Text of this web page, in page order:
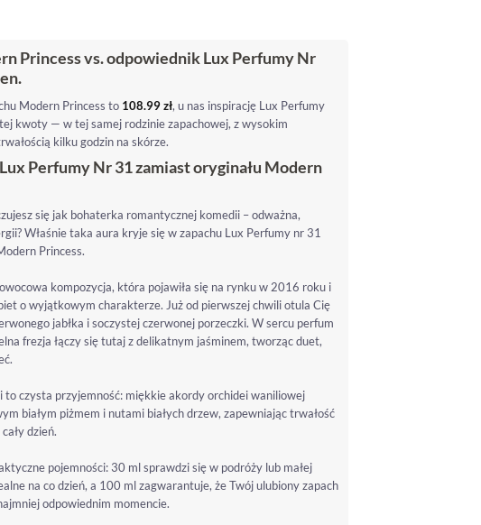
Princess vs. odpowiednik Lux Perfumy Nr
Modern Princess to 108.99zł, u nas inspirację Lux Perfumy
kwoty — w tej samej rodzinie zapachowej, z wysokim
kilku godzin na skórze.
Perfumy Nr 31 zamiast oryginału Modern
się jak bohaterka romantycznej komedii – odważna,
Właśnie taka aura kryje się w zapachu Lux Perfumy nr 31
Princess.
kompozycja, która pojawiła się na rynku w 2016 roku i
o wyjątkowym charakterze. Już od pierwszej chwili otula Cię
jabłka i soczystej czerwonej porzeczki. W sercu perfum
frezja łączy się tutaj z delikatnym jaśminem, tworząc duet,
to czysta przyjemność: miękkie akordy orchidei waniliowej
białym piżmem i nutami białych drzew, zapewniając trwałość
dzień.
pojemności: 30 ml sprawdzi się w podróży lub małej
na co dzień, a 100 ml zagwarantuje, że Twój ulubiony zapach
odpowiednim momencie.